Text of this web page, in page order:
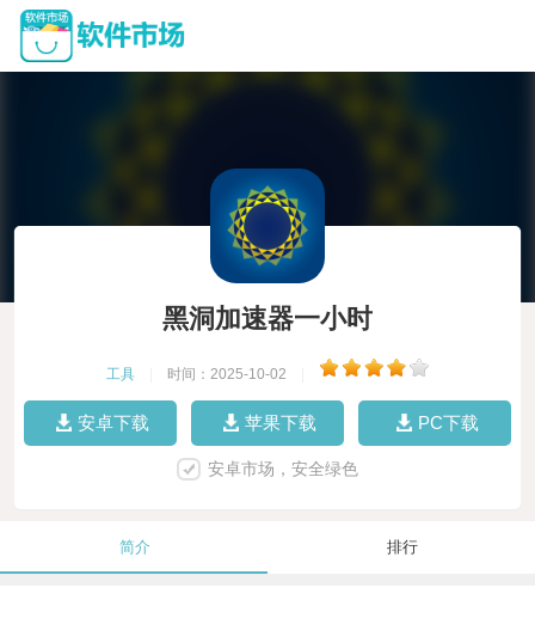
黑洞加速器一小时
工具 时间：2025-10-02
安卓下载 苹果下载 PC下载
安卓市场，安全绿色
简介 排行